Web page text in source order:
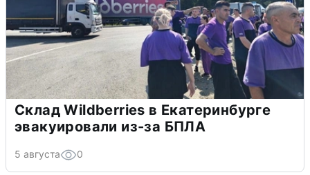
Склад Wildberries в Екатеринбурге
эвакуировали из-за БПЛА
5 августа 0